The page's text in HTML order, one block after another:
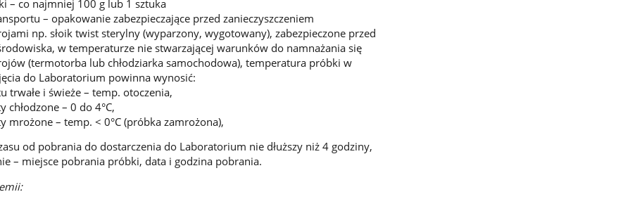
– co najmniej 100 g lub 1 sztuka
– opakowanie zabezpieczające przed zanieczyszczeniem
np. słoik twist sterylny (wyparzony, wygotowany), zabezpieczone przed
w temperaturze nie stwarzającej warunków do namnażania się
(termotorba lub chłodziarka samochodowa), temperatura próbki w
do Laboratorium powinna wynosić:
trwałe i świeże – temp. otoczenia,
chłodzone – 0 do 4°C,
mrożone – temp. < 0°C (próbka zamrożona),
od pobrania do dostarczenia do Laboratorium nie dłuższy niż 4 godziny,
– miejsce pobrania próbki, data i godzina pobrania.